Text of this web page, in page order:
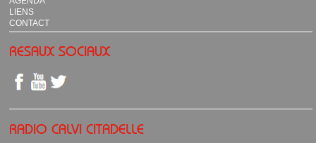
LIENS
CONTACT
RESAUX SOCIAUX
RADIO CALVI CITADELLE